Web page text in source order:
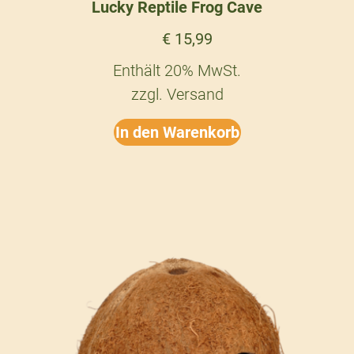
Lucky Reptile Frog Cave
€15,99
Enthält 20% MwSt.
zzgl. Versand
In den Warenkorb